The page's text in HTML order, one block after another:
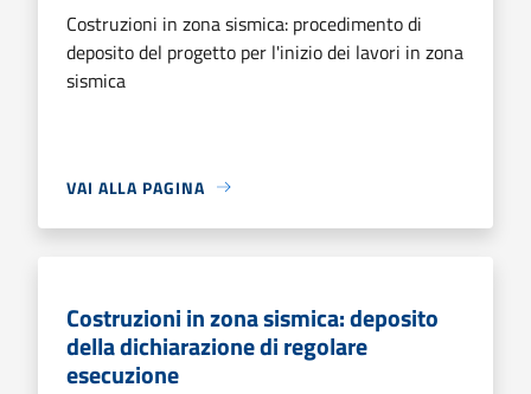
Costruzioni in zona sismica: procedimento di
deposito del progetto per l'inizio dei lavori in zona
sismica
VAI ALLA PAGINA
Costruzioni in zona sismica: deposito
della dichiarazione di regolare
esecuzione